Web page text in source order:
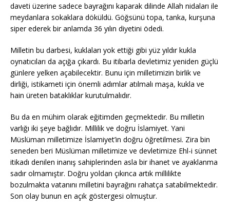
daveti üzerine sadece bayrağını kaparak dilinde Allah nidaları ile
meydanlara sokaklara döküldü. Göğsünü topa, tanka, kurşuna
siper ederek bir anlamda 36 yılın diyetini ödedi.
Milletin bu darbesi, kuklaları yok ettiği gibi yüz yıldır kukla
oynatıcıları da açığa çıkardı. Bu itibarla devletimiz yeniden güçlü
günlere yelken açabilecektir. Bunu için milletimizin birlik ve
dirliği, istikameti için önemli adımlar atılmalı maşa, kukla ve
hain üreten bataklıklar kurutulmalıdır.
Bu da en mühim olarak eğitimden geçmektedir. Bu milletin
varlığı iki şeye bağlıdır. Millilik ve doğru İslamiyet. Yani
Müslüman milletimize İslamiyet’in doğru öğretilmesi. Zira bin
seneden beri Müslüman milletimize ve devletimize Ehl-i sünnet
itikadı denilen inanış sahiplerinden asla bir ihanet ve ayaklanma
sadır olmamıştır. Doğru yoldan çıkınca artık millilikte
bozulmakta vatanını milletini bayrağını rahatça satabilmektedir.
Son olay bunun en açık göstergesi olmuştur.